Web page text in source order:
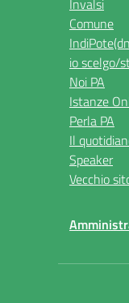
Invalsi
Comune
io scelgo/
Noi PA
Istanze
Perla PA
Il
Speaker
Vecchio